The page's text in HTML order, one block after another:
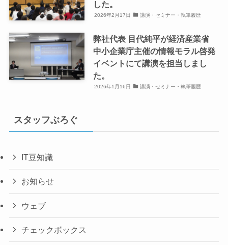
した。
2026年2月17日 講演・セミナー・執筆履歴
弊社代表 目代純平が経済産業省
中小企業庁主催の情報モラル啓発
イベントにて講演を担当しまし
た。
2026年1月16日 講演・セミナー・執筆履歴
スタッフぶろぐ
IT豆知識
お知らせ
ウェブ
チェックボックス